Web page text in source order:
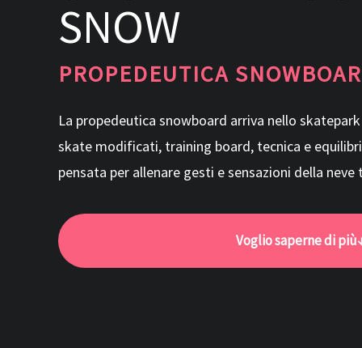
SNOW
PROPEDEUTICA
La propedeutica snowboard arriva nello
skate modificati, training board, tecnica e
pensata per allenare gesti e sensazioni della neve
Voglio saperne di più